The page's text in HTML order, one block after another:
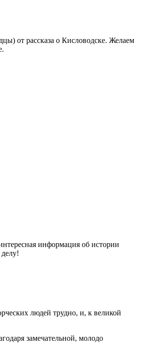
от рассказа о Кисловодске. Желаем
информация об истории
людей трудно, и, к великой
замечательной, молодо